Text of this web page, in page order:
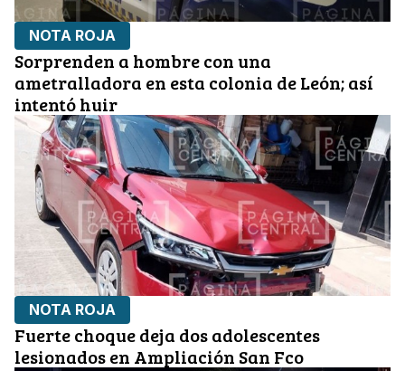
NOTA ROJA
Sorprenden a hombre con una
ametralladora en esta colonia de León; así
intentó huir
NOTA ROJA
Fuerte choque deja dos adolescentes
lesionados en Ampliación San Fco